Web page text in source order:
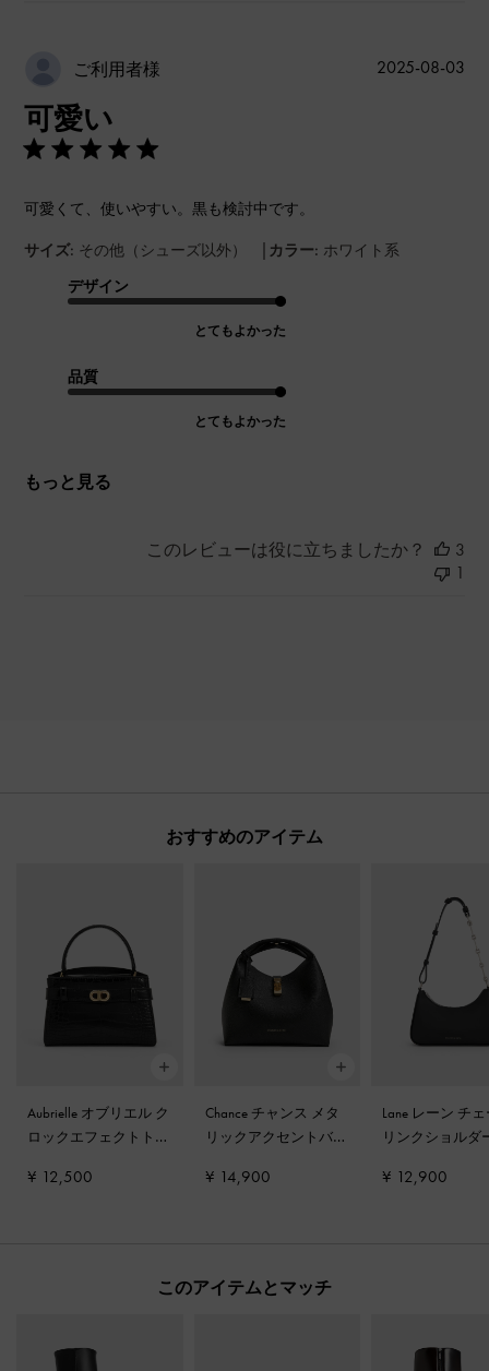
ご利用者様
可愛い
可愛くて、使いやすい。黒も検討中です。
サイズ: その他（シューズ以外） | カラー: ホワイト系
デザイン
とてもよかった
品質
とてもよかった
もっと見る
公
2025-08-03
このレビューは役に立ちましたか？
3
1
おすすめのアイテム
Aubrielle オブリエル ク
ロックエフェクトトッ
ラック
¥ 12,500
Chance チャンス メタ
リックアクセントバケ
¥ 14,900
Lane レーン チ
リンクショルダ
¥ 12,900
このアイテムとマッチ